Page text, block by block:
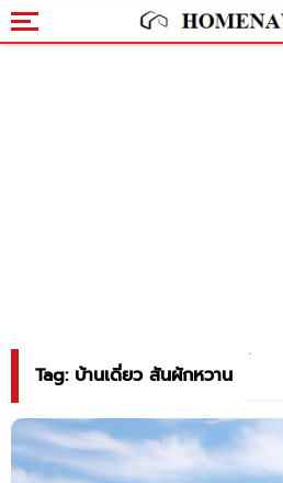
Tag: บ้านเดี่ยว สันผักหวาน